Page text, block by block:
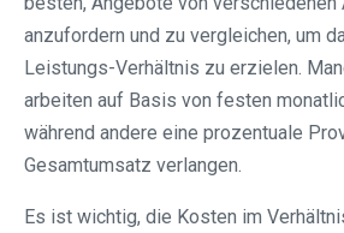
anzufordern und zu vergleichen, um
Leistungs-Verhältnis zu erzielen.
arbeiten auf Basis von festen
während andere eine prozentuale
Gesamtumsatz verlangen.
Es ist wichtig, die Kosten im